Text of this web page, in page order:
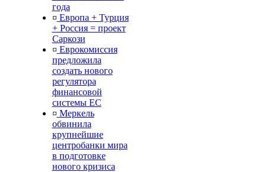
года
¤ Европа + Турция
+ Россия = проект
Саркози
¤ Еврокомиссия
предложила
создать нового
регулятора
финансовой
системы ЕС
¤ Меркель
обвинила
крупнейшие
центробанки мира
в подготовке
нового кризиса